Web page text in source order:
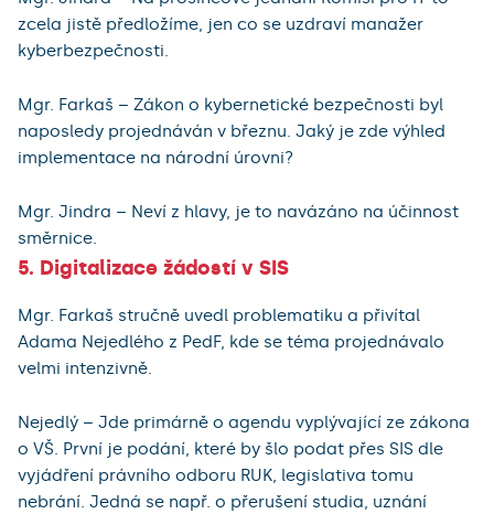
zcela jistě předložíme, jen co se uzdraví manažer
kyberbezpečnosti.
Mgr. Farkaš – Zákon o kybernetické bezpečnosti byl
naposledy projednáván v březnu. Jaký je zde výhled
implementace na národní úrovni?
Mgr. Jindra – Neví z hlavy, je to navázáno na účinnost
směrnice.
5. Digitalizace žádostí v SIS
Mgr. Farkaš stručně uvedl problematiku a přivítal
Adama Nejedlého z PedF, kde se téma projednávalo
velmi intenzivně.
Nejedlý – Jde primárně o agendu vyplývající ze zákona
o VŠ. První je podání, které by šlo podat přes SIS dle
vyjádření právního odboru RUK, legislativa tomu
nebrání. Jedná se např. o přerušení studia, uznání